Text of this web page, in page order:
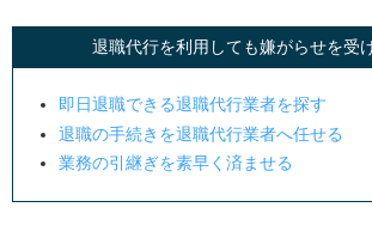
退職代行を利用しても嫌がらせを受
即日退職できる退職代行業者を探す
退職の手続きを退職代行業者へ任せる
業務の引継ぎを素早く済ませる